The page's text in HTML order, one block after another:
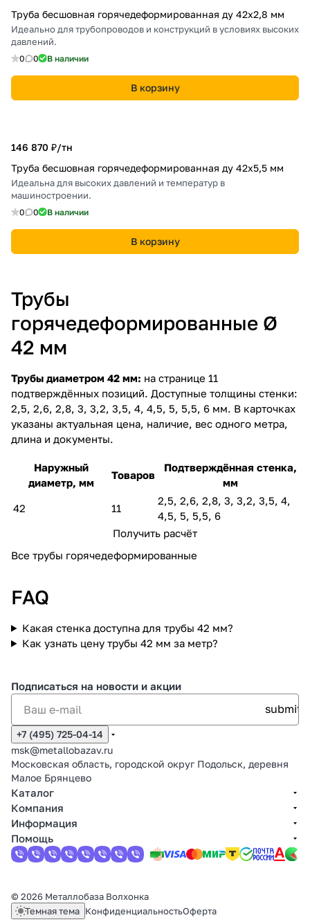
Труба бесшовная горячедеформированная ду 42х2,8 мм
Идеально для трубопроводов и конструкций в условиях высоких
давлений.
0 0 В наличии
В корзину
146 870 ₽/тн
Труба бесшовная горячедеформированная ду 42х5,5 мм
Идеальна для высоких давлений и температур в
машиностроении.
0 0 В наличии
В корзину
Трубы
горячедеформированные Ø
42 мм
Трубы диаметром 42 мм: на странице 11
подтверждённых позиций. Доступные толщины стенки:
2,5, 2,6, 2,8, 3, 3,2, 3,5, 4, 4,5, 5, 5,5, 6 мм. В карточках
указаны актуальная цена, наличие, вес одного метра,
длина и документы.
Наружный
диаметр, мм
Товаров
Подтверждённая стенка,
мм
42 11
2,5, 2,6, 2,8, 3, 3,2, 3,5, 4,
4,5, 5, 5,5, 6
Получить расчёт
Все трубы горячедеформированные
FAQ
Какая стенка доступна для трубы 42 мм?
Как узнать цену трубы 42 мм за метр?
Подписаться на новости и акции
+7 (495) 725-04-14
msk@metallobazav.ru
Московская область, городской округ Подольск, деревня
Малое Брянцево
Каталог
Компания
Информация
Помощь
© 2026 Металлобаза Волхонка
Темная тема КонфиденциальностьОферта